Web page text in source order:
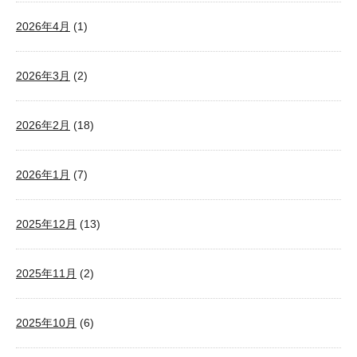
2026年4月 (1)
2026年3月 (2)
2026年2月 (18)
2026年1月 (7)
2025年12月 (13)
2025年11月 (2)
2025年10月 (6)